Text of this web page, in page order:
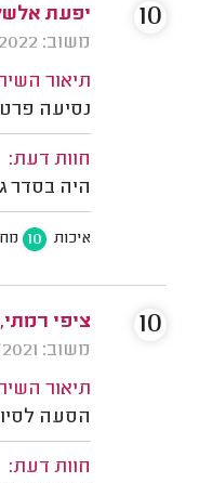
יפעת
משוב: 21/03/2022
תיאור
נסיעה
חוות דעת:
היה בסדר
איכות 10
10
ציפי
משוב: 05/06/2021
תיאור
הסעה
חוות דעת:
10